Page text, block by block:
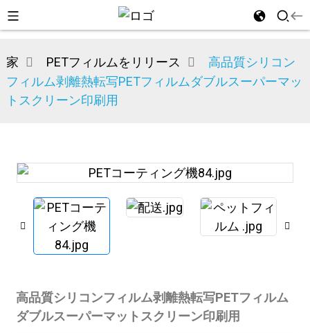
家 PETフィルムをリリース
高品質シリコン
フィルム剥離熱転写PETフィルムダブルスーパーマッ
トスクリーン印刷用
高品質シリコンフィルム剥離熱転写PETフィルム
ダブルスーパーマットスクリーン印刷用